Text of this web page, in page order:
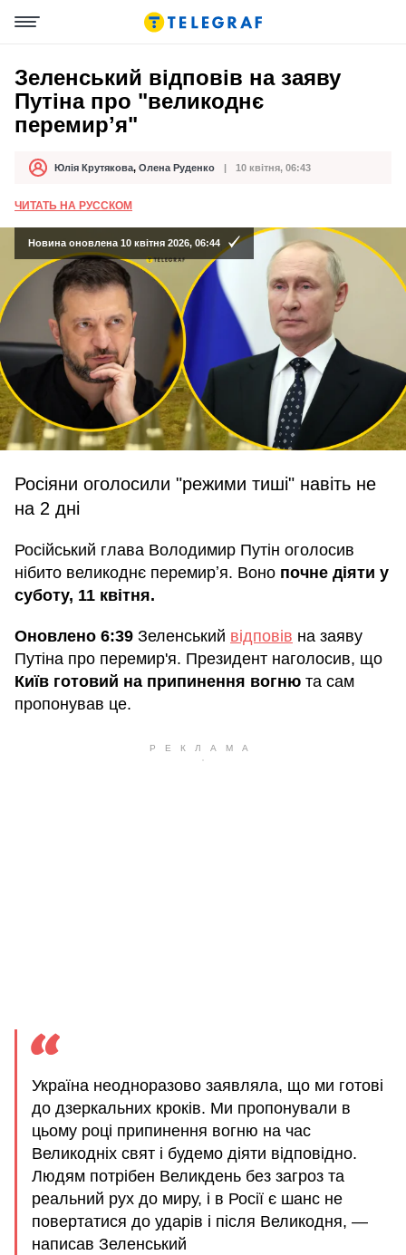
Зеленський відповів на заяву
Путіна про "великоднє
перемирʼя"
АвторЮлія Крутякова, Олена Руденко
Дата публікації 10 квітня, 06:43
ЧИТАТЬ НА РУССКОМ
Новина оновлена 10 квітня 2026, 06:44
Росіяни оголосили "режими тиші" навіть не
на 2 дні
Російський глава Володимир Путін оголосив
нібито великоднє перемирʼя. Воно почне діяти у
суботу, 11 квітня.
Оновлено 6:39 Зеленський відповів на заяву
Путіна про перемир'я. Президент наголосив, що
Київ готовий на припинення вогню та сам
пропонував це.
Україна неодноразово заявляла, що ми готові
до дзеркальних кроків. Ми пропонували в
цьому році припинення вогню на час
Великодніх свят і будемо діяти відповідно.
Людям потрібен Великдень без загроз та
реальний рух до миру, і в Росії є шанс не
повертатися до ударів і після Великодня, —
написав Зеленський